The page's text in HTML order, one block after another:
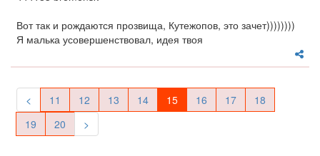
Вот так и рождаются прозвища, Кутежопов, это зачет))))))))
Я малька усовершенствовал, идея твоя
< 11 12 13 14 15 16 17
18
19
20 >